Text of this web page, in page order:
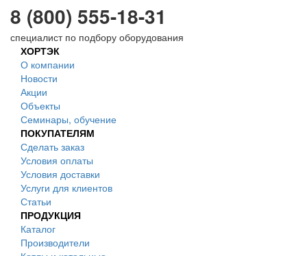
8 (800) 555-18-31
специалист по подбору оборудования
ХОРТЭК
О компании
Новости
Акции
Объекты
Семинары, обучение
ПОКУПАТЕЛЯМ
Сделать заказ
Условия оплаты
Условия доставки
Услуги для клиентов
Статьи
ПРОДУКЦИЯ
Каталог
Производители